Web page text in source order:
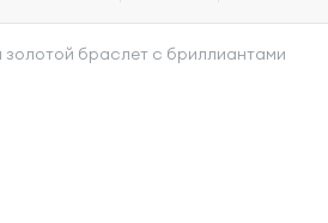
браслет с бриллиантами